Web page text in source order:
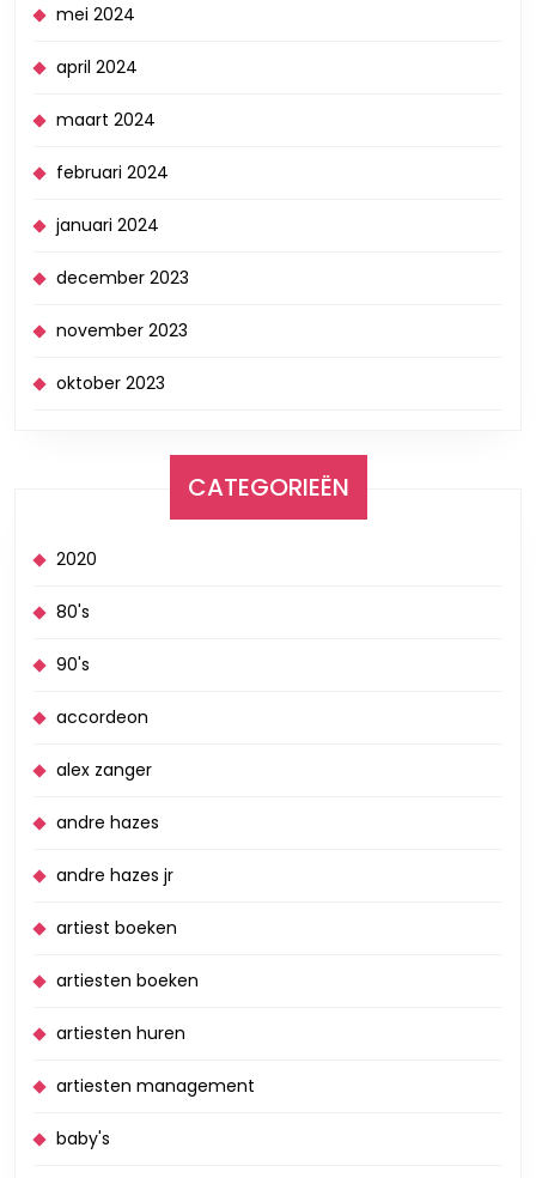
mei 2024
april 2024
maart 2024
februari 2024
januari 2024
december 2023
november 2023
oktober 2023
CATEGORIEËN
2020
80's
90's
accordeon
alex zanger
andre hazes
andre hazes jr
artiest boeken
artiesten boeken
artiesten huren
artiesten management
baby's